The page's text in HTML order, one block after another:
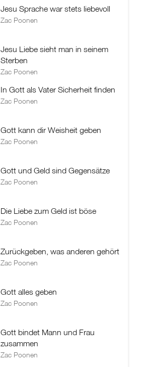
Jesu Sprache war stets liebevoll
Zac Poonen
Jesu Liebe sieht man in seinem
Sterben
Zac Poonen
In Gott als Vater Sicherheit finden
Zac Poonen
Gott kann dir Weisheit geben
Zac Poonen
Gott und Geld sind Gegensätze
Zac Poonen
Die Liebe zum Geld ist böse
Zac Poonen
Zurückgeben, was anderen gehört
Zac Poonen
Gott alles geben
Zac Poonen
Gott bindet Mann und Frau
zusammen
Zac Poonen